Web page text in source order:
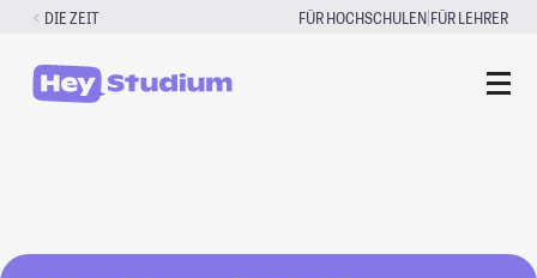
Zum
springen
DIE ZEIT FÜR HOCHSCHULEN|FÜR LEHRER